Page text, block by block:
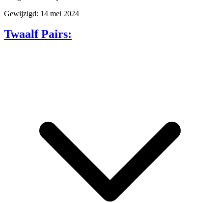
Gewijzigd: 14 mei 2024
Twaalf Pairs: